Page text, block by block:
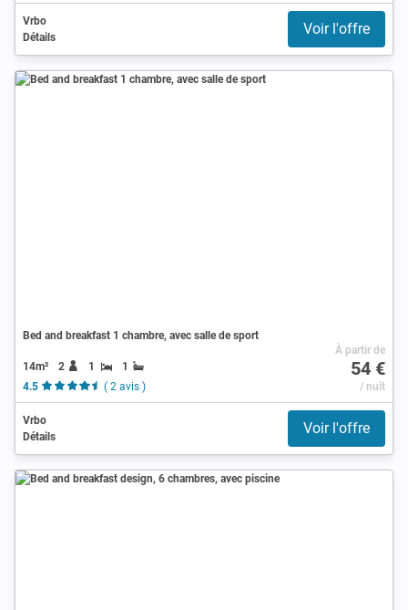
Vrbo
Détails
Voir l'offre
Bed and breakfast 1 chambre, avec salle de sport
14m² 2 1
1
4.5
( 2 avis )
À partir de
54 €
/ nuit
Vrbo
Détails
Voir l'offre